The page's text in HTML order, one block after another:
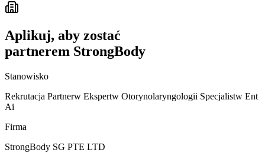
Aplikuj, aby zostać
partnerem StrongBody
Stanowisko
Rekrutacja Partnerw Ekspertw Otorynolaryngologii Specjalistw Ent
Ai
Firma
StrongBody SG PTE LTD